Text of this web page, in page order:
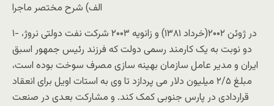
الف) شرح مختصر ماجرا
۱- در ژوئن ۲۰۰۲(خرداد ۱۳۸۱) و زانویه ۲۰۰۳ شرکت نفت دولتی نروژ،
دو نوبت به یک کارمند رسمی دولت که فرزند رئیس جمهور اسبق
ایران و مدیر عامل سازمان بهینه سازی مصرف سوخت بوده است،
مبلغ ۲/۵ میلیون دلار می پردازد تا وی به استات اویل برای انعقاد
قراردادی در پارس جنوبی کمک کند. و مشارکت بعدی در صنعت